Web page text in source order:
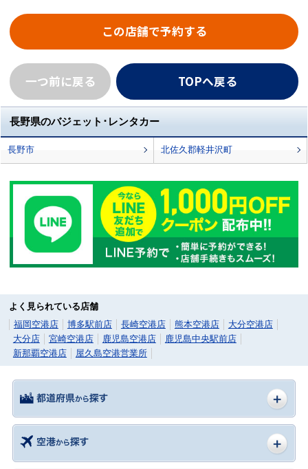
この店舗で予約する
一つ前に戻る TOPへ戻る
長野県のバジェット･レンタカー
長野市 北佐久郡軽井沢町
よく見られている店舗
福岡空港店
博多駅前店 長崎空港店 熊本空港店
大分空港店
大分店
宮崎空港店 鹿児島空港店
鹿児島中央駅前店
新那覇空港店
屋久島空港営業所